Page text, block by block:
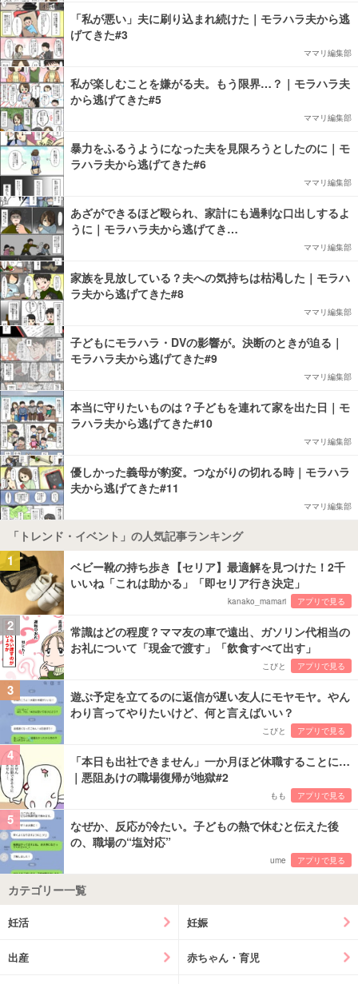
「私が悪い」夫に刷り込まれ続けた｜モラハラ夫から逃
げてきた#3
ママリ編集部
私が楽しむことを嫌がる夫。もう限界…？｜モラハラ夫
から逃げてきた#5
ママリ編集部
暴力をふるうようになった夫を見限ろうとしたのに｜モ
ラハラ夫から逃げてきた#6
ママリ編集部
あざができるほど殴られ、家計にも過剰な口出しするよ
うに｜モラハラ夫から逃げてき…
ママリ編集部
家族を見放している？夫への気持ちは枯渇した｜モラハ
ラ夫から逃げてきた#8
ママリ編集部
子どもにモラハラ・DVの影響が。決断のときが迫る｜
モラハラ夫から逃げてきた#9
ママリ編集部
本当に守りたいものは？子どもを連れて家を出た日｜モ
ラハラ夫から逃げてきた#10
ママリ編集部
優しかった義母が豹変。つながりの切れる時｜モラハラ
夫から逃げてきた#11
ママリ編集部
「トレンド・イベント」の人気記事ランキング
1
ベビー靴の持ち歩き【セリア】最適解を見つけた！2千
いいね「これは助かる」「即セリア行き決定」
kanako_mamari アプリで見る
2
常識はどの程度？ママ友の車で遠出、ガソリン代相当の
お礼について「現金で渡す」「飲食すべて出す」
こびと アプリで見る
3
遊ぶ予定を立てるのに返信が遅い友人にモヤモヤ。やん
わり言ってやりたいけど、何と言えばいい？
こびと アプリで見る
4
「本日も出社できません」一か月ほど休職することに…
｜悪阻あけの職場復帰が地獄#2
もも アプリで見る
5
なぜか、反応が冷たい。子どもの熱で休むと伝えた後
の、職場の“塩対応”
ume アプリで見る
カテゴリー一覧
妊活 妊娠
出産 赤ちゃん・育児